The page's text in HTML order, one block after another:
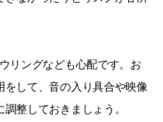
リングなども心配です。お
をして、音の入り具合や映像
整しておきましょう。